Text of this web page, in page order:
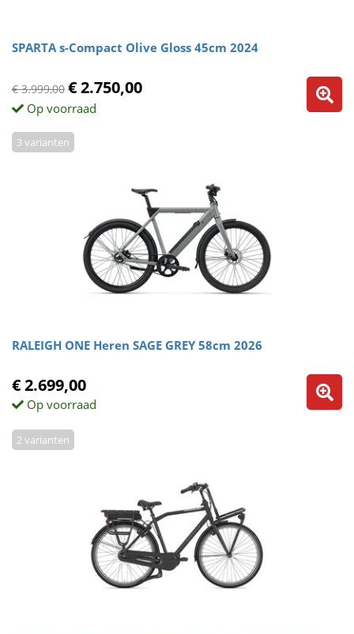
SPARTA s-Compact Olive Gloss 45cm 2024
€ 3.999,00 € 2.750,00
Op voorraad
RALEIGH ONE Heren SAGE GREY 58cm 2026
3 varianten
€ 2.699,00
Op voorraad
2 varianten